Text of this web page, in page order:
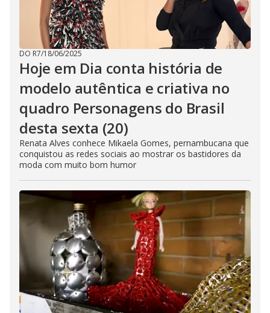
DO R7/18/06/2025
Hoje em Dia conta história de
modelo autêntica e criativa no
quadro Personagens do Brasil
desta sexta (20)
Renata Alves conhece Mikaela Gomes, pernambucana que
conquistou as redes sociais ao mostrar os bastidores da
moda com muito bom humor